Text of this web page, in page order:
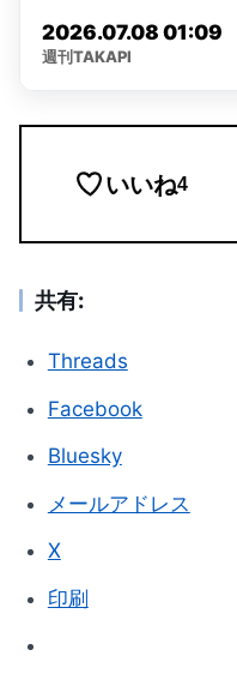
いいね4
共有:
Threads
Facebook
Bluesky
メールアドレス
X
印刷